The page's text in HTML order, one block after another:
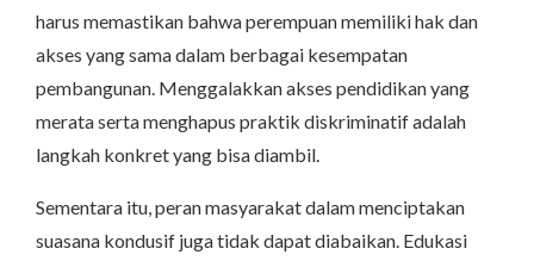
harus memastikan bahwa perempuan memiliki hak dan
akses yang sama dalam berbagai kesempatan
pembangunan. Menggalakkan akses pendidikan yang
merata serta menghapus praktik diskriminatif adalah
langkah konkret yang bisa diambil.
Sementara itu, peran masyarakat dalam menciptakan
suasana kondusif juga tidak dapat diabaikan. Edukasi